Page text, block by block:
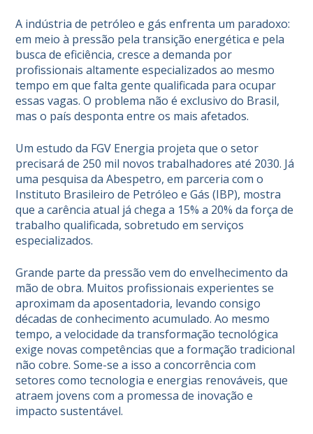
A indústria de petróleo e gás enfrenta um paradoxo:
em meio à pressão pela transição energética e pela
busca de eficiência, cresce a demanda por
profissionais altamente especializados ao mesmo
tempo em que falta gente qualificada para ocupar
essas vagas. O problema não é exclusivo do Brasil,
mas o país desponta entre os mais afetados.
Um estudo da FGV Energia projeta que o setor
precisará de 250 mil novos trabalhadores até 2030. Já
uma pesquisa da Abespetro, em parceria com o
Instituto Brasileiro de Petróleo e Gás (IBP), mostra
que a carência atual já chega a 15% a 20% da força de
trabalho qualificada, sobretudo em serviços
especializados.
Grande parte da pressão vem do envelhecimento da
mão de obra. Muitos profissionais experientes se
aproximam da aposentadoria, levando consigo
décadas de conhecimento acumulado. Ao mesmo
tempo, a velocidade da transformação tecnológica
exige novas competências que a formação tradicional
não cobre. Some-se a isso a concorrência com
setores como tecnologia e energias renováveis, que
atraem jovens com a promessa de inovação e
impacto sustentável.